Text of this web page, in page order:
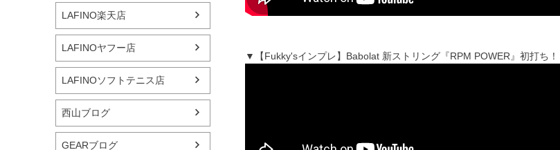
LAFINO楽天店
LAFINOヤフー店
LAFINOソフトテニス店
西山ブログ
GEARブログ
▼【Fukky'sインプレ】Babolat 新ストリング『RPM POWER』初打ち！